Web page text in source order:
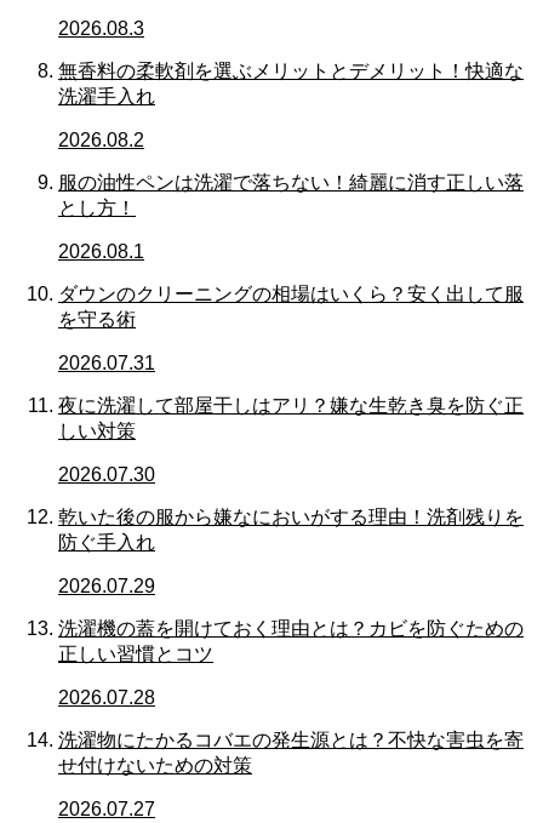
2026.08.3
無香料の柔軟剤を選ぶメリットとデメリット！快適な
洗濯手入れ
2026.08.2
服の油性ペンは洗濯で落ちない！綺麗に消す正しい落
とし方！
2026.08.1
ダウンのクリーニングの相場はいくら？安く出して服
を守る術
2026.07.31
夜に洗濯して部屋干しはアリ？嫌な生乾き臭を防ぐ正
しい対策
2026.07.30
乾いた後の服から嫌なにおいがする理由！洗剤残りを
防ぐ手入れ
2026.07.29
洗濯機の蓋を開けておく理由とは？カビを防ぐための
正しい習慣とコツ
2026.07.28
洗濯物にたかるコバエの発生源とは？不快な害虫を寄
せ付けないための対策
2026.07.27